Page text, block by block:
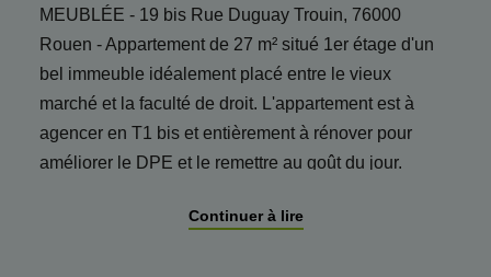
MEUBLÉE - 19 bis Rue Duguay Trouin, 76000
Rouen - Appartement de 27 m² situé 1er étage d'un
bel immeuble idéalement placé entre le vieux
marché et la faculté de droit. L'appartement est à
agencer en T1 bis et entièrement à rénover pour
améliorer le DPE et le remettre au goût du jour.
Continuer à lire